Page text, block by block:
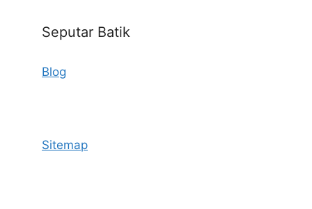
Seputar Batik
Blog
Sitemap